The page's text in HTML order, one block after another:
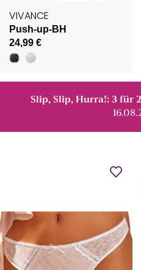
VIVANCE
Push-up-BH
24,99 €
Slip, Slip, Hurra!: 3 für